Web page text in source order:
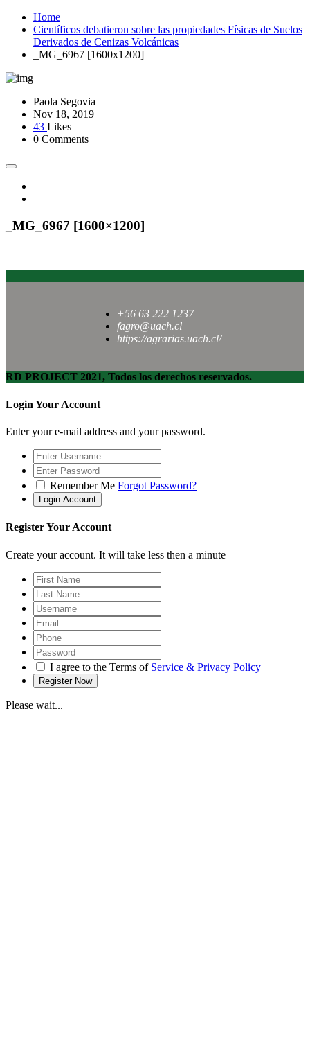
Home
Científicos debatieron sobre las propiedades Físicas de Suelos
Derivados de Cenizas Volcánicas
_MG_6967 [1600x1200]
Paola Segovia
Nov 18, 2019
43 Likes
0 Comments
_MG_6967 [1600×1200]
+56 63 222 1237
fagro@uach.cl
https://agrarias.uach.cl/
RD PROJECT 2021, Todos los derechos reservados.
Login Your Account
Enter your e-mail address and your password.
Remember Me Forgot Password?
Register Your Account
Create your account. It will take less then a minute
I agree to the Terms of Service & Privacy Policy
Please wait...